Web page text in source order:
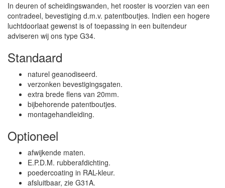
In deuren of scheidingswanden, het rooster is voorzien van een
contradeel, bevestiging d.m.v. patentboutjes. Indien een hogere
luchtdoorlaat gewenst is of toepassing in een buitendeur
adviseren wij ons type G34.
Standaard
naturel geanodiseerd.
verzonken bevestigingsgaten.
extra brede flens van 20mm.
bijbehorende patentboutjes.
montagehandleiding.
Optioneel
afwijkende maten.
E.P.D.M. rubberafdichting.
poedercoating in RAL-kleur.
afsluitbaar, zie G31A.